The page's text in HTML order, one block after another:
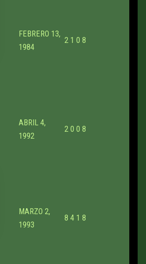
FEBRERO 13,
1984
2 1 0 8
ABRIL 4,
1992
2 0 0 8
MARZO 2,
1993
8 4 1 8